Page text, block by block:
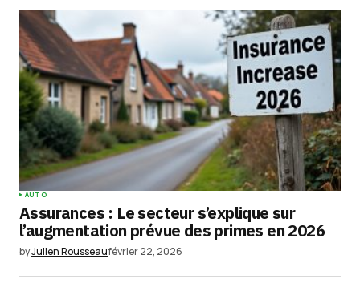
Votre adresse e-mail ne sera pas publiée.Les
champs obligatoires sont indiqués avec*
Comment *
Your Name *
Your E-mail *
site dans le navigateur pour mon prochain
AUTO
Assurances : Le secteur s’explique sur
l’augmentation prévue des primes en 2026
byJulien Rousseaufévrier 22, 2026